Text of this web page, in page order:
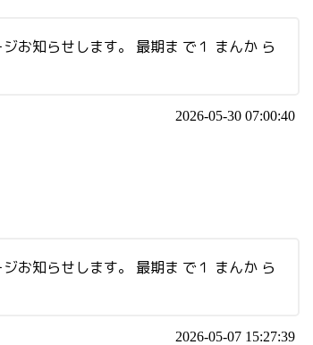
お知らせします。 最期ま で１ まんか ら
2026-05-30 07:00:40
お知らせします。 最期ま で１ まんか ら
2026-05-07 15:27:39